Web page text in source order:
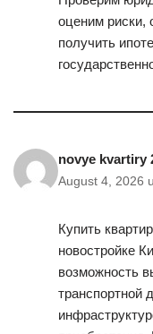
оценим риски,
получить
novye kvartiry
August 4, 2026
Купить
новостройке
возможность
транспортной